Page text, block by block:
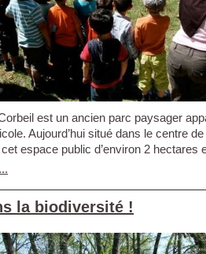
est un ancien parc paysager
Aujourd’hui situé dans le centre
espace public d’environ 2 hectares
la biodiversité !